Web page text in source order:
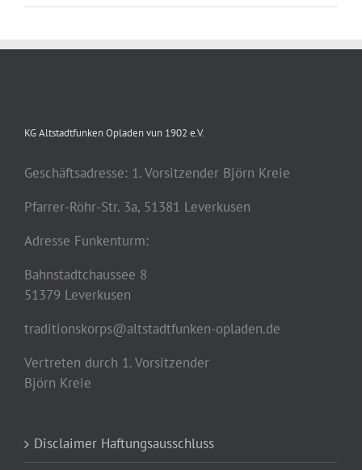
KG Altstadtfunken Opladen vun 1902 e.V.
Geschäftsadresse: 1. Vorsitzender Björn Kreie
Pfarrer-Röhr-Str. 3a, 51381 Leverkusen
Adresse Funkenturm:
Bahnstadtchaussee 8
51379 Leverkusen
traditionskorps@altstadtfunken-opladen.de
Vertreten durch 1. Vorsitzender
Björn Kreie
Disclaimer Haftungsausschluss